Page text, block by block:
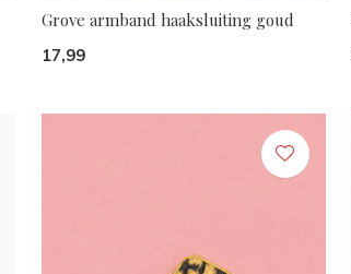
Grove armband haaksluiting goud
17,99